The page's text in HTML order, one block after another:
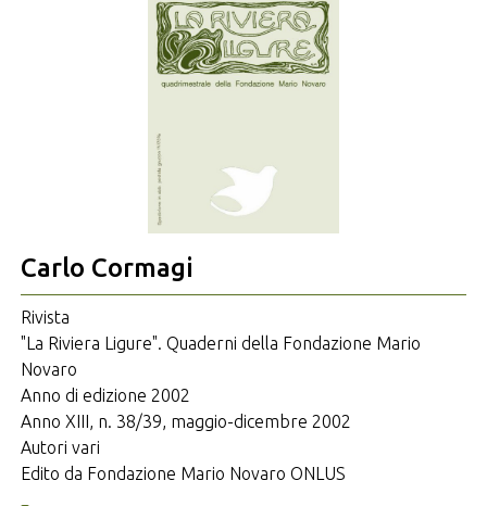
Carlo Cormagi
Rivista
"La Riviera Ligure". Quaderni della Fondazione Mario
Novaro
Anno di edizione 2002
Anno XIII, n. 38/39, maggio-dicembre 2002
Autori vari
Edito da Fondazione Mario Novaro ONLUS